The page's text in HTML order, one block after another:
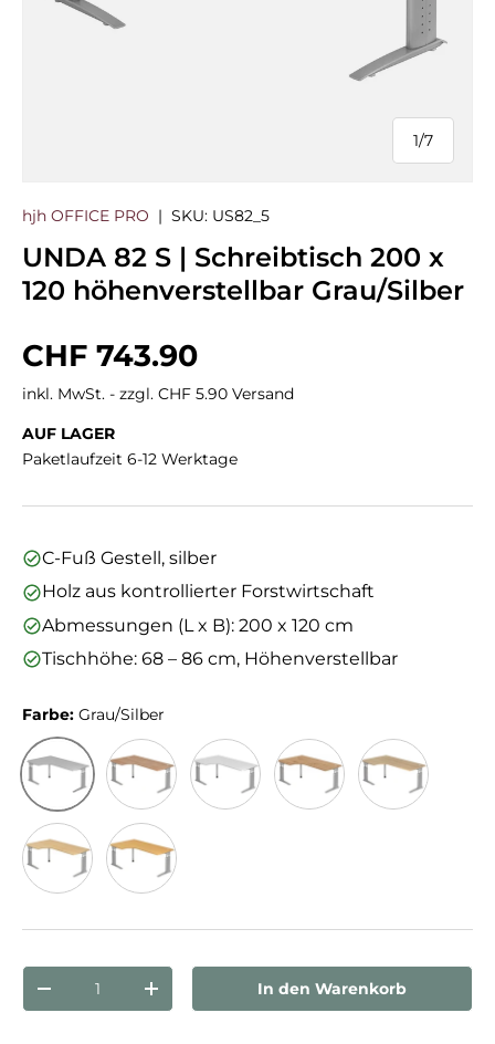
1/
von
7
hjh OFFICE PRO | SKU: US82_5
UNDA 82 S | Schreibtisch 200 x
120 höhenverstellbar Grau/Silber
Normaler Preis
CHF 743.90
inkl. MwSt. - zzgl. CHF 5.90 Versand
AUF LAGER
Paketlaufzeit 6-12 Werktage
C-Fuß Gestell, silber
Holz aus kontrollierter Forstwirtschaft
Abmessungen (L x B): 200 x 120 cm
Tischhöhe: 68 – 86 cm, Höhenverstellbar
Farbe: Grau/Silber
Grau/SilberNussbaum/Silber
Anzahl
Menge verringernMenge erhöhenIn den Warenkorb